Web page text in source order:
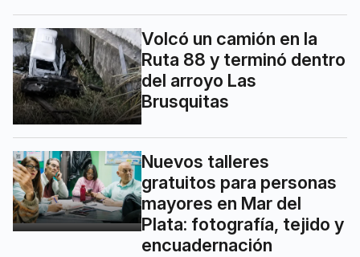
Volcó un camión en la
Ruta 88 y terminó dentro
del arroyo Las
Brusquitas
Nuevos talleres
gratuitos para personas
mayores en Mar del
Plata: fotografía, tejido y
encuadernación